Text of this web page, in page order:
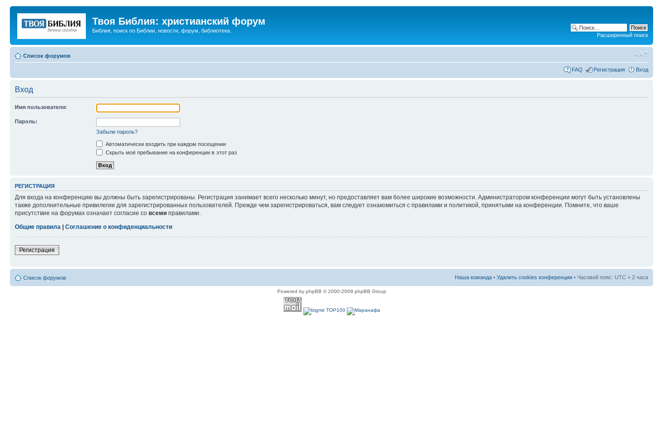
Твоя Библия: христианский форум
Библия, поиск по Библии, новости, форум, библиотека.
Расширенный поиск
Список форумов
FAQ Регистрация Вход
Вход
Имя пользователя:
Пароль:
Забыли пароль?
Автоматически входить при каждом посещении
Скрыть моё пребывание на конференции в этот раз
РЕГИСТРАЦИЯ
Для входа на конференцию вы должны быть зарегистрированы. Регистрация занимает всего несколько минут, но предоставляет вам более широкие возможности. Администратором конференции могут быть установлены
также дополнительные привилегии для зарегистрированных пользователей. Прежде чем зарегистрироваться, вам следует ознакомиться с правилами и политикой, принятыми на конференции. Помните, что ваше
присутствие на форумах означает согласие со всеми правилами.
Общие правила
Соглашение о конфиденциальности
Регистрация
Список форумов Наша команда • Удалить cookies конференции • Часовой пояс: UTC + 2 часа
Powered by phpBB © 2000-2009 phpBB Group